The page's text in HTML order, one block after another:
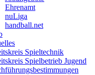
Ehrenamt
nuLiga
handball.net
Spieltechnik
Spielbetrieb Jugend